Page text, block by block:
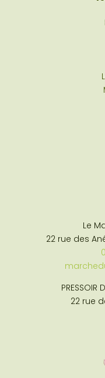
Le
22 rue des
PRESSOIR
22 rue